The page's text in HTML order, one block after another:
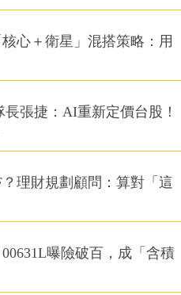
心＋衛星」混搭策略：用
長張捷：AI重新定價台股！
理財規劃顧問：算對「這
曝險破百，成「含積